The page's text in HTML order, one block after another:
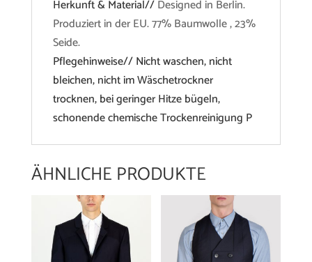
Herkunft & Material//Designed in Berlin.
Produziert in der EU. 77% Baumwolle , 23%
Seide.
Pflegehinweise// Nicht waschen, nicht
bleichen, nicht im Wäschetrockner
trocknen, bei geringer Hitze bügeln,
schonende chemische Trockenreinigung P
ÄHNLICHE PRODUKTE